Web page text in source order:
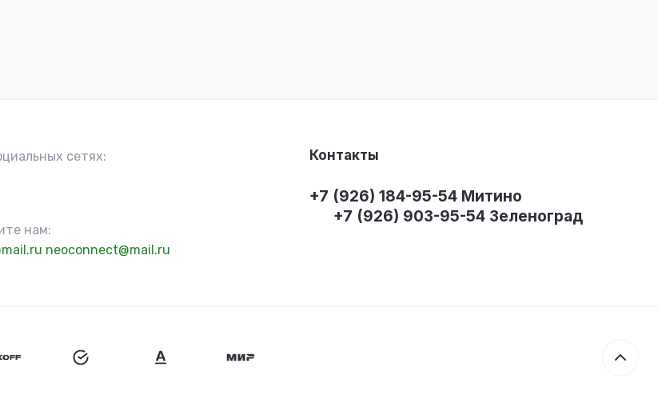
сетях:
нам:
neoconnect@mail.ru
Контакты
+7 (926) 184-95-54 Митино
+7 (926) 903-95-54 Зеленоград